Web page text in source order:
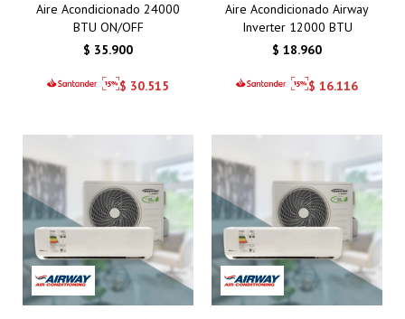
Aire Acondicionado 24000
BTU ON/OFF
$ 35.900
$ 30.515
Aire Acondicionado Airway
Inverter 12000 BTU
$ 18.960
$ 16.116